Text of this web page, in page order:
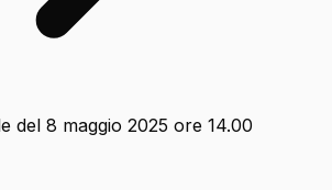
del 8 maggio 2025 ore 14.00